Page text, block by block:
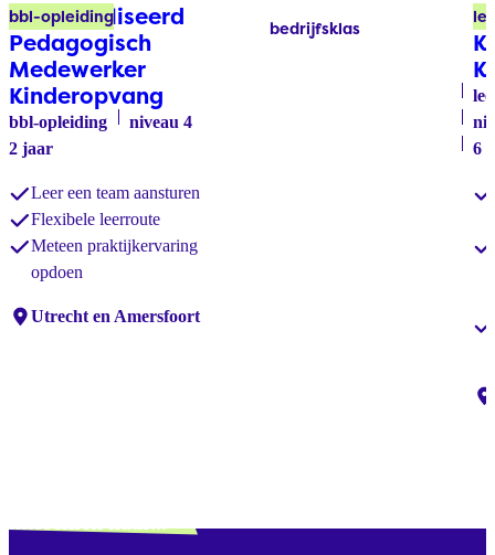
Gespecialiseerd
Pedagogisch
Medewerker
Kinderopvang
bbl-opleiding
niveau 4
2 jaar
bbl-opleiding
Leer een team aansturen
Flexibele leerroute
Meteen praktijkervaring
opdoen
Locaties:
Utrecht en Amersfoort
6
Labels:
bedrijfsklas